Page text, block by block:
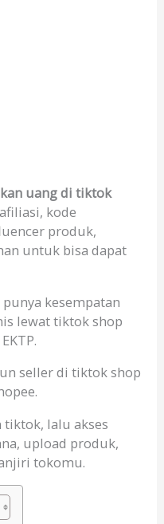
uang di tiktok
kode
produk,
untuk bisa dapat
kesempatan
lewat tiktok shop
seller di tiktok shop
lalu akses
upload produk,
tokomu.